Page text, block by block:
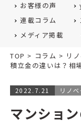
お客様の声
連載コラム
メディア掲載
TOP > コラム > リ
積立金の違いは？相
2022.7.21 リノ
マンショ